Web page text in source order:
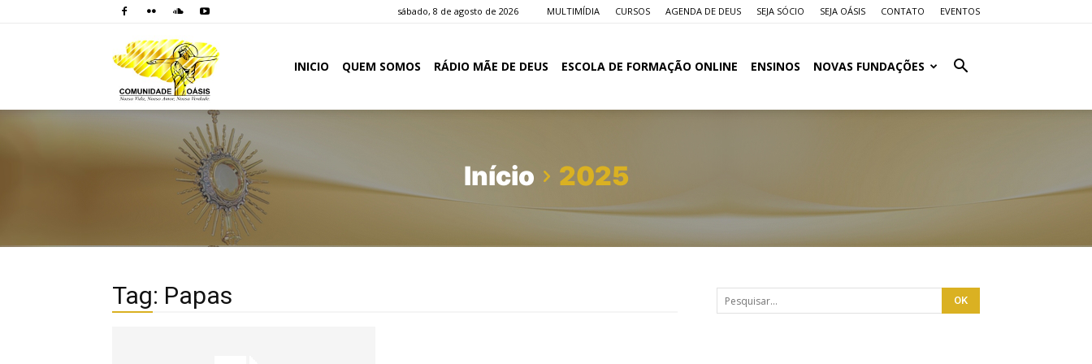
sábado, 8 de agosto de 2026 MULTIMÍDIA CURSOS AGENDA DE DEUS SEJA SÓCIO SEJA OÁSIS CONTATO EVENTOS
Oásis
INICIO QUEM SOMOS RÁDIO MÃE DE DEUS ESCOLA DE FORMAÇÃO ONLINE ENSINOS NOVAS FUNDAÇÕES
Início 2025
Tag: Papas